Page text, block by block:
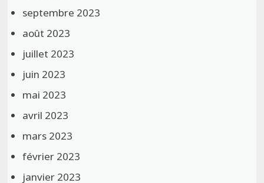
septembre 2023
août 2023
juillet 2023
juin 2023
mai 2023
avril 2023
mars 2023
février 2023
janvier 2023